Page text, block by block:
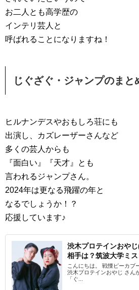
お二人とも高学歴の
インテリ芸人と
呼ばれることになりますね！
じぐざぐ・ジャンプのまと
ヒルナンデスやおもしろ荘にも
出演し、カズレーザーさんなど
多くの芸人からも
『面白い』『天才』とも
言われるジャンプさん。
2024年は更なる飛躍の年と
なるでしょうか！？
応援しています♪
渋木プロテインおや
相手は？筑波大学ミ
こんにちは。 戦慄ピーカブ
渋木プロテインおやじ さん
「ぐ...